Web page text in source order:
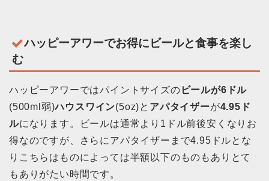
ハッピーアワーでお得にビールと食事を楽し
む
ハッピーアワーではパイントサイズの ビールが6ドル
(500ml弱)ハウスワイン(5oz)と アパタイザーが4.95ド
ルになります。ビールは通常より1ドル前後安くなりお
得なのですが、さらにアパタイザーまで4.95ドルとな
りこちらはものによっては半額以下のものもありとて
もありがたい時間です。